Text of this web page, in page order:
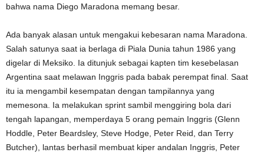
bahwa nama Diego Maradona memang besar.
Ada banyak alasan untuk mengakui kebesaran nama Maradona.
Salah satunya saat ia berlaga di Piala Dunia tahun 1986 yang
digelar di Meksiko. Ia ditunjuk sebagai kapten tim kesebelasan
Argentina saat melawan Inggris pada babak perempat final. Saat
itu ia mengambil kesempatan dengan tampilannya yang
memesona. Ia melakukan sprint sambil menggiring bola dari
tengah lapangan, memperdaya 5 orang pemain Inggris (Glenn
Hoddle, Peter Beardsley, Steve Hodge, Peter Reid, dan Terry
Butcher), lantas berhasil membuat kiper andalan Inggris, Peter